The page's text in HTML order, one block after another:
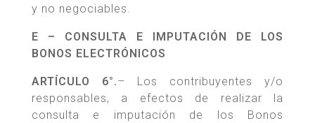
y no negociables.
E – CONSULTA E IMPUTACIÓN DE LOS
BONOS ELECTRÓNICOS
ARTÍCULO 6°.– Los contribuyentes y/o
responsables, a efectos de realizar la
consulta e imputación de los Bonos